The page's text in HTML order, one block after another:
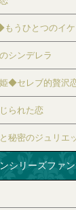
うひとつのイ
シンデレラ
◆セレブ的贅沢
られた恋
秘密のジュリエ
シリーズファン